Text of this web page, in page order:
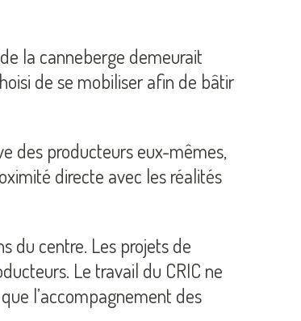
la canneberge demeurait
de se mobiliser afin de bâtir
des producteurs eux-mêmes,
directe avec les réalités
du centre. Les projets de
Le travail du CRIC ne
l’accompagnement des